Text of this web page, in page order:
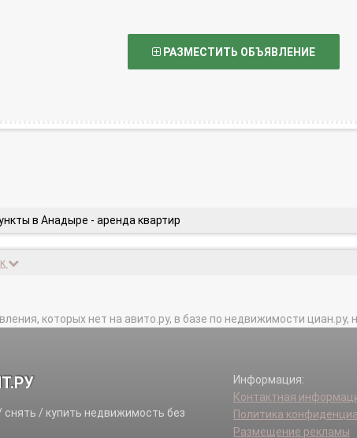
РАЗМЕСТИТЬ ОБЪЯВЛЕНИЕ
в Анадыре - аренда квартир
которых нет на авито.ру, в базе по недвижимости циан.ру,
/ купить недвижимость без
Информация:
Контактная
Политика
Размещение рекламы